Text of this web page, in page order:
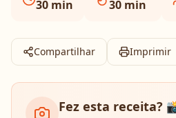
30 min 30 min
Compartilhar Imprimir
Fez esta receita?